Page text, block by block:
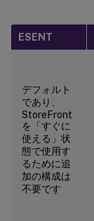
ESENT
デフォルト
であり、
StoreFront
を「すぐに
使える」状
態で使用す
るために追
加の構成は
不要です